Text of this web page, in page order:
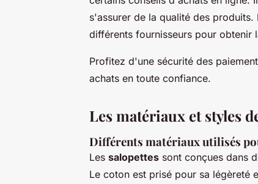
s'assurer de la qualité des
différents fournisseurs pour obtenir
Profitez d'une sécurité des
achats en toute confiance.
Les matériaux et styles
Différents matériaux utilisés
Les salopettes sont conçues dans
Le coton est prisé pour sa légèreté